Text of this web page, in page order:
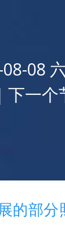
08
一个
的部分